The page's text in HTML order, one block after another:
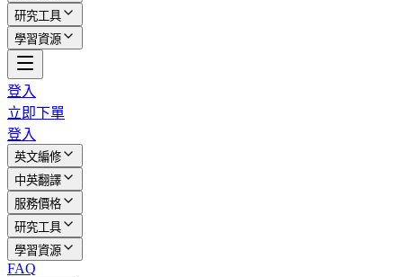
研究工具
學習資源
登入
立即下單
登入
英文編修
中英翻譯
服務價格
研究工具
學習資源
FAQ